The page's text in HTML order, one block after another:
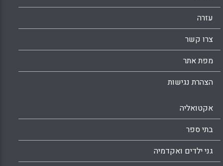
עזרה
צרו קשר
מפת אתר
הצהרת נגישות
אקטואליה
בתי ספר
גני ילדים ואקדמיה